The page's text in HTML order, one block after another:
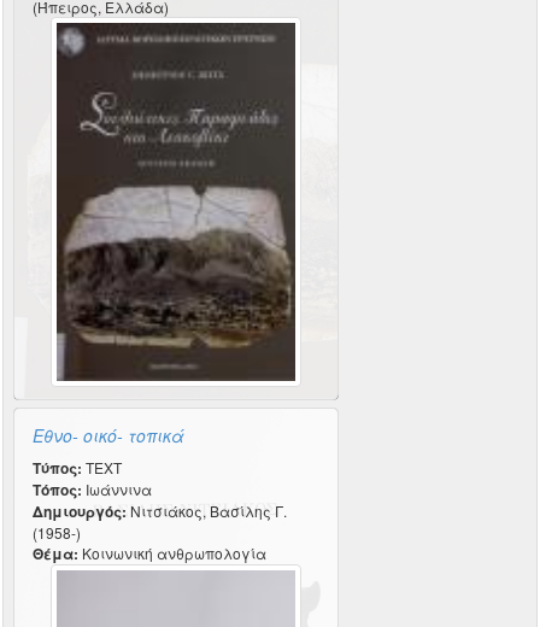
(Ήπειρος, Ελλάδα)
Εθνο- οικό- τοπικά
Τύπος: TEXT
Τόπος: Ιωάννινα
Δημιουργός: Νιτσιάκος, Βασίλης Γ.
(1958-)
Θέμα: Κοινωνική ανθρωπολογία